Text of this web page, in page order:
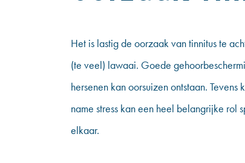
Het is lastig de oorzaak van tinnitus te
(te veel) lawaai. Goede
hersenen kan oorsuizen ontstaan.
name stress kan een heel belangrijke rol
elkaar.